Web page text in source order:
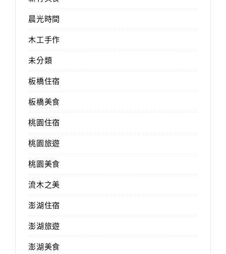
晨光時間
木工手作
未分類
板橋住宿
板橋美食
桃園住宿
桃園旅遊
桃園美食
流木之美
澎湖住宿
澎湖旅遊
澎湖美食